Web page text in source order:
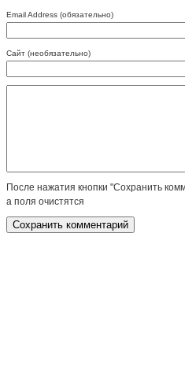
Email Address (обязательно)
Сайт (необязательно)
После нажатия кнопки "Сохранить
а поля очистятся